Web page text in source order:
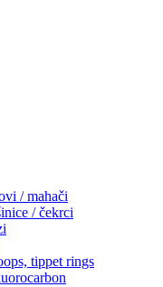
/ mahači
/ čekrci
tippet rings